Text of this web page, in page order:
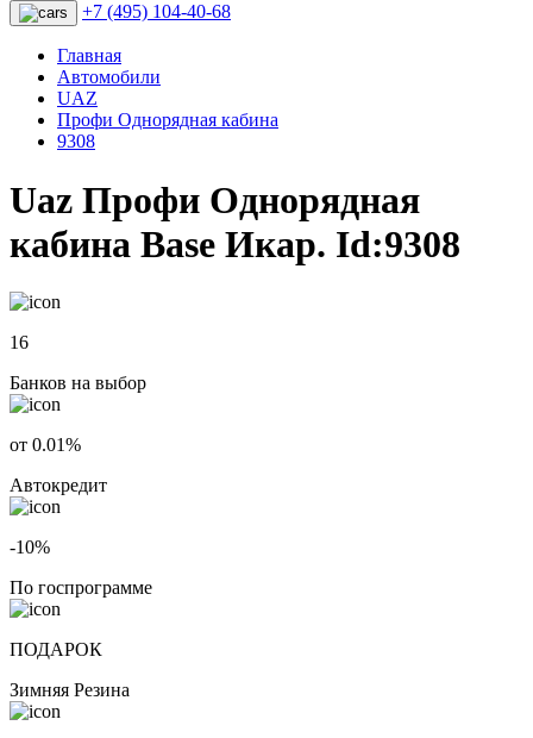
+7 (495) 104-40-68
Главная
Автомобили
UAZ
Профи Однорядная кабина
9308
Uaz Профи Однорядная
кабина Base Икар. Id:9308
16
Банков на выбор
от 0.01%
Автокредит
-10%
По госпрограмме
ПОДАРОК
Зимняя Резина